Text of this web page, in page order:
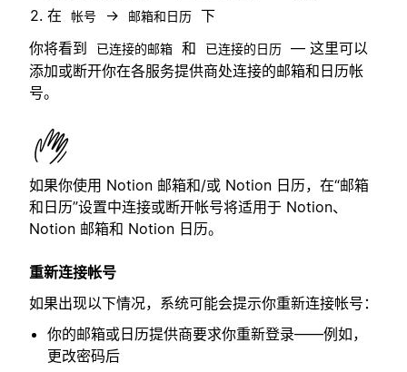
在 帐号 → 邮箱和日历 下
你将看到
已连接的邮箱 和 已连接的日历 — 这里可以
添加或断开你在各服务提供商处连接的邮箱和日历帐
号。
如果你使用 Notion 邮箱和/或 Notion 日历，在“邮箱
和日历”设置中连接或断开帐号将适用于 Notion、
Notion 邮箱和 Notion 日历。
重新连接帐号
如果出现以下情况，系统可能会提示你重新连接帐号：
你的邮箱或日历提供商要求你重新登录——例如，
更改密码后